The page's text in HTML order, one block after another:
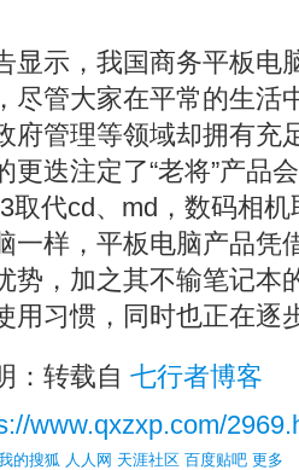
显示，我国商务平板电
尽管大家在平常的生活
府管理等领域却拥有充
更迭注定了“老将”产品
取代cd、md，数码相
一样，平板电脑产品凭
势，加之其不输笔记本
用习惯，同时也正在逐
：转载自 七行者博客
www.qxzxp.com/
的搜狐 人人网 天涯社区 百度贴吧 更多